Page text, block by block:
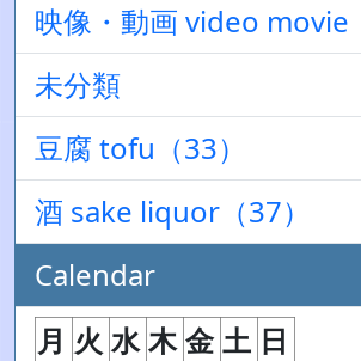
映像・動画 video movie
未分類
豆腐 tofu（33）
酒 sake liquor（37）
Calendar
月 火 水 木 金 土 日